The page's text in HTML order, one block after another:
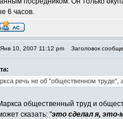
6 часов.
10, 2007 11:12 pm Заголовок
речь не об "общественном
общественный труд и
сказать: "это сделал я, это-